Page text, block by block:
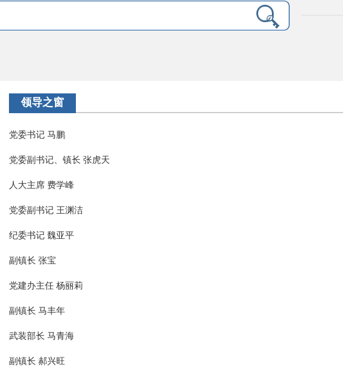
领导之窗
党委书记 马鹏
党委副书记、镇长 张虎天
人大主席 费学峰
党委副书记 王渊洁
纪委书记 魏亚平
副镇长 张宝
党建办主任 杨丽莉
副镇长 马丰年
武装部长 马青海
副镇长 郝兴旺